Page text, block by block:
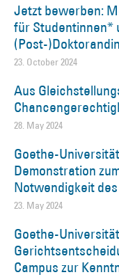
Jetzt bewerben:
für Studentinnen*
(Post-
23. October 2024
Aus
28. May 2024
Goethe-
Demonstration
Notwendigkeit
23. May 2024
Goethe-
Campus zur